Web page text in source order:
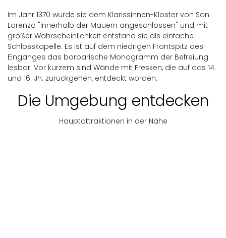
Im Jahr 1370 wurde sie dem Klarissinnen-Kloster von San
Lorenzo "innerhalb der Mauern angeschlossen" und mit
großer Wahrscheinlichkeit entstand sie als einfache
Schlosskapelle. Es ist auf dem niedrigen Frontspitz des
Einganges das barbarische Monogramm der Befreiung
lesbar. Vor kurzem sind Wände mit Fresken, die auf das 14.
und 16. Jh. zurückgehen, entdeckt worden.
Die Umgebung entdecken
Hauptattraktionen in der Nähe